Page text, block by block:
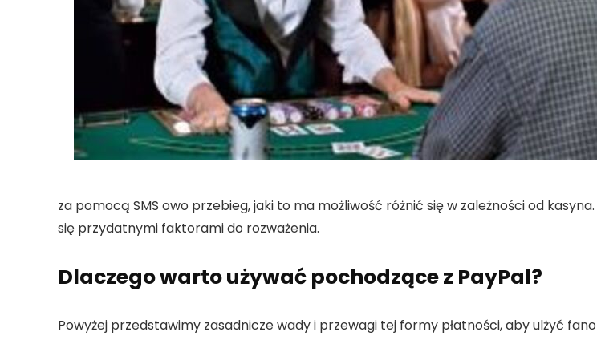
za pomocą SMS owo przebieg, jaki to ma możliwość różnić się w zależności od
się przydatnymi faktorami do rozważenia.
Dlaczego warto używać pochodzące z PayPal?
Powyżej przedstawimy zasadnicze wady i przewagi tej formy płatności, aby ulżyć